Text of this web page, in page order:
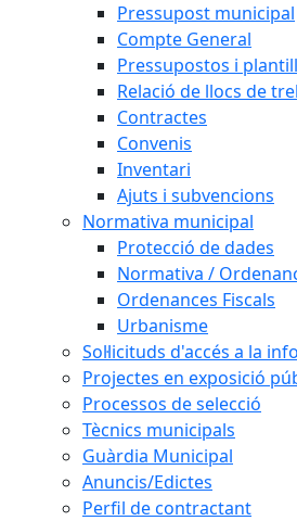
Pressupost municipal
Compte General
Pressupostos i
Relació de llocs de
Contractes
Convenis
Inventari
Ajuts i subvencions
Normativa municipal
Protecció de dades
Normativa /
Ordenances Fiscals
Urbanisme
Sol·licituds d'accés a la
Projectes en exposició
Processos de selecció
Tècnics municipals
Guàrdia Municipal
Anuncis/Edictes
Perfil de contractant